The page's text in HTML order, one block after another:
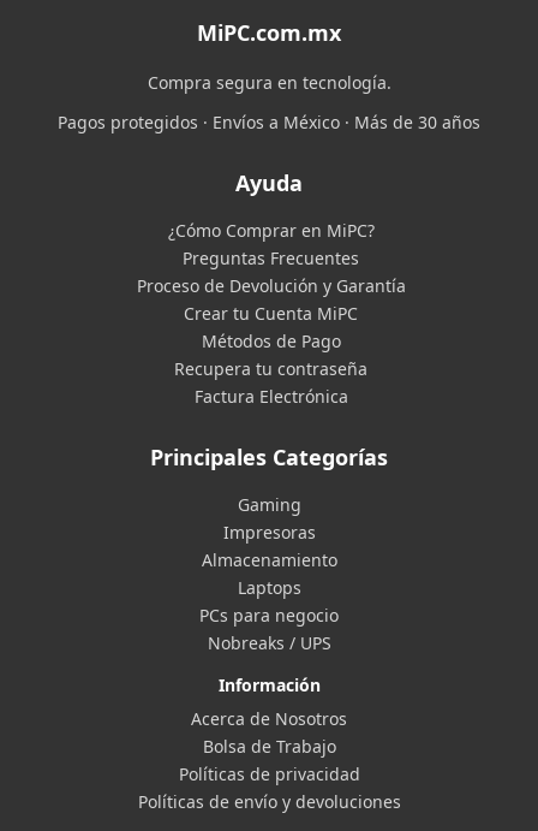
MiPC.com.mx
Compra segura en tecnología.
Pagos protegidos · Envíos a México · Más de 30 años
Ayuda
¿Cómo Comprar en MiPC?
Preguntas Frecuentes
Proceso de Devolución y Garantía
Crear tu Cuenta MiPC
Métodos de Pago
Recupera tu contraseña
Factura Electrónica
Principales Categorías
Gaming
Impresoras
Almacenamiento
Laptops
PCs para negocio
Nobreaks / UPS
Información
Acerca de Nosotros
Bolsa de Trabajo
Políticas de privacidad
Políticas de envío y devoluciones